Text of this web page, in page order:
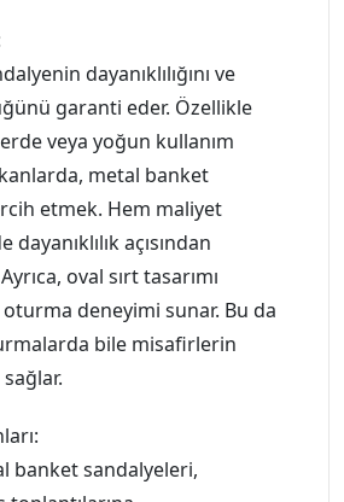
dayanıklılığını ve
garanti eder. Özellikle
veya yoğun kullanım
metal banket
etmek. Hem maliyet
açısından
oval sırt tasarımı
deneyimi sunar. Bu da
bile misafirlerin
banket sandalyeleri,